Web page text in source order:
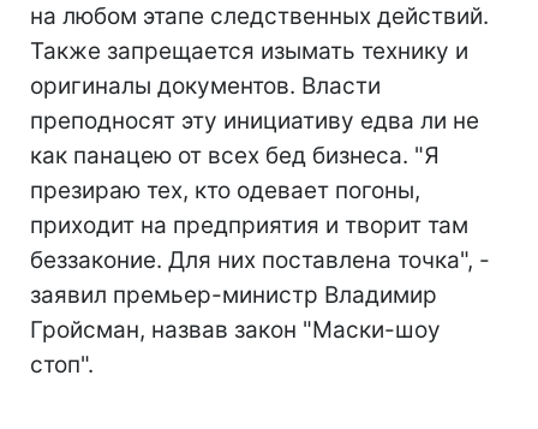
на любом этапе следственных действий.
Также запрещается изымать технику и
оригиналы документов. Власти
преподносят эту инициативу едва ли не
как панацею от всех бед бизнеса. "Я
презираю тех, кто одевает погоны,
приходит на предприятия и творит там
беззаконие. Для них поставлена точка", -
заявил премьер-министр Владимир
Гройсман, назвав закон "Маски-шоу
стоп".